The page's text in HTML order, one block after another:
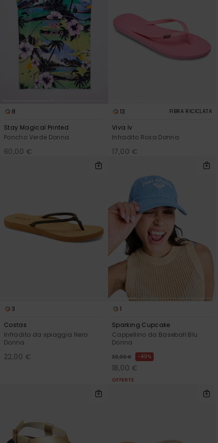
8
Stay Magical Printed
Poncho Verde Donna
60,00 €
13 FIBRA RICICLATA
Viva Iv
Infradito Rosa Donna
17,00 €
3
Costas
Infradito da spiaggia Nero
Donna
22,00 €
1
Sparking Cupcake
Cappellino da Baseball Blu
Donna
30,00 € 40%
18,00 €
OFFERTE